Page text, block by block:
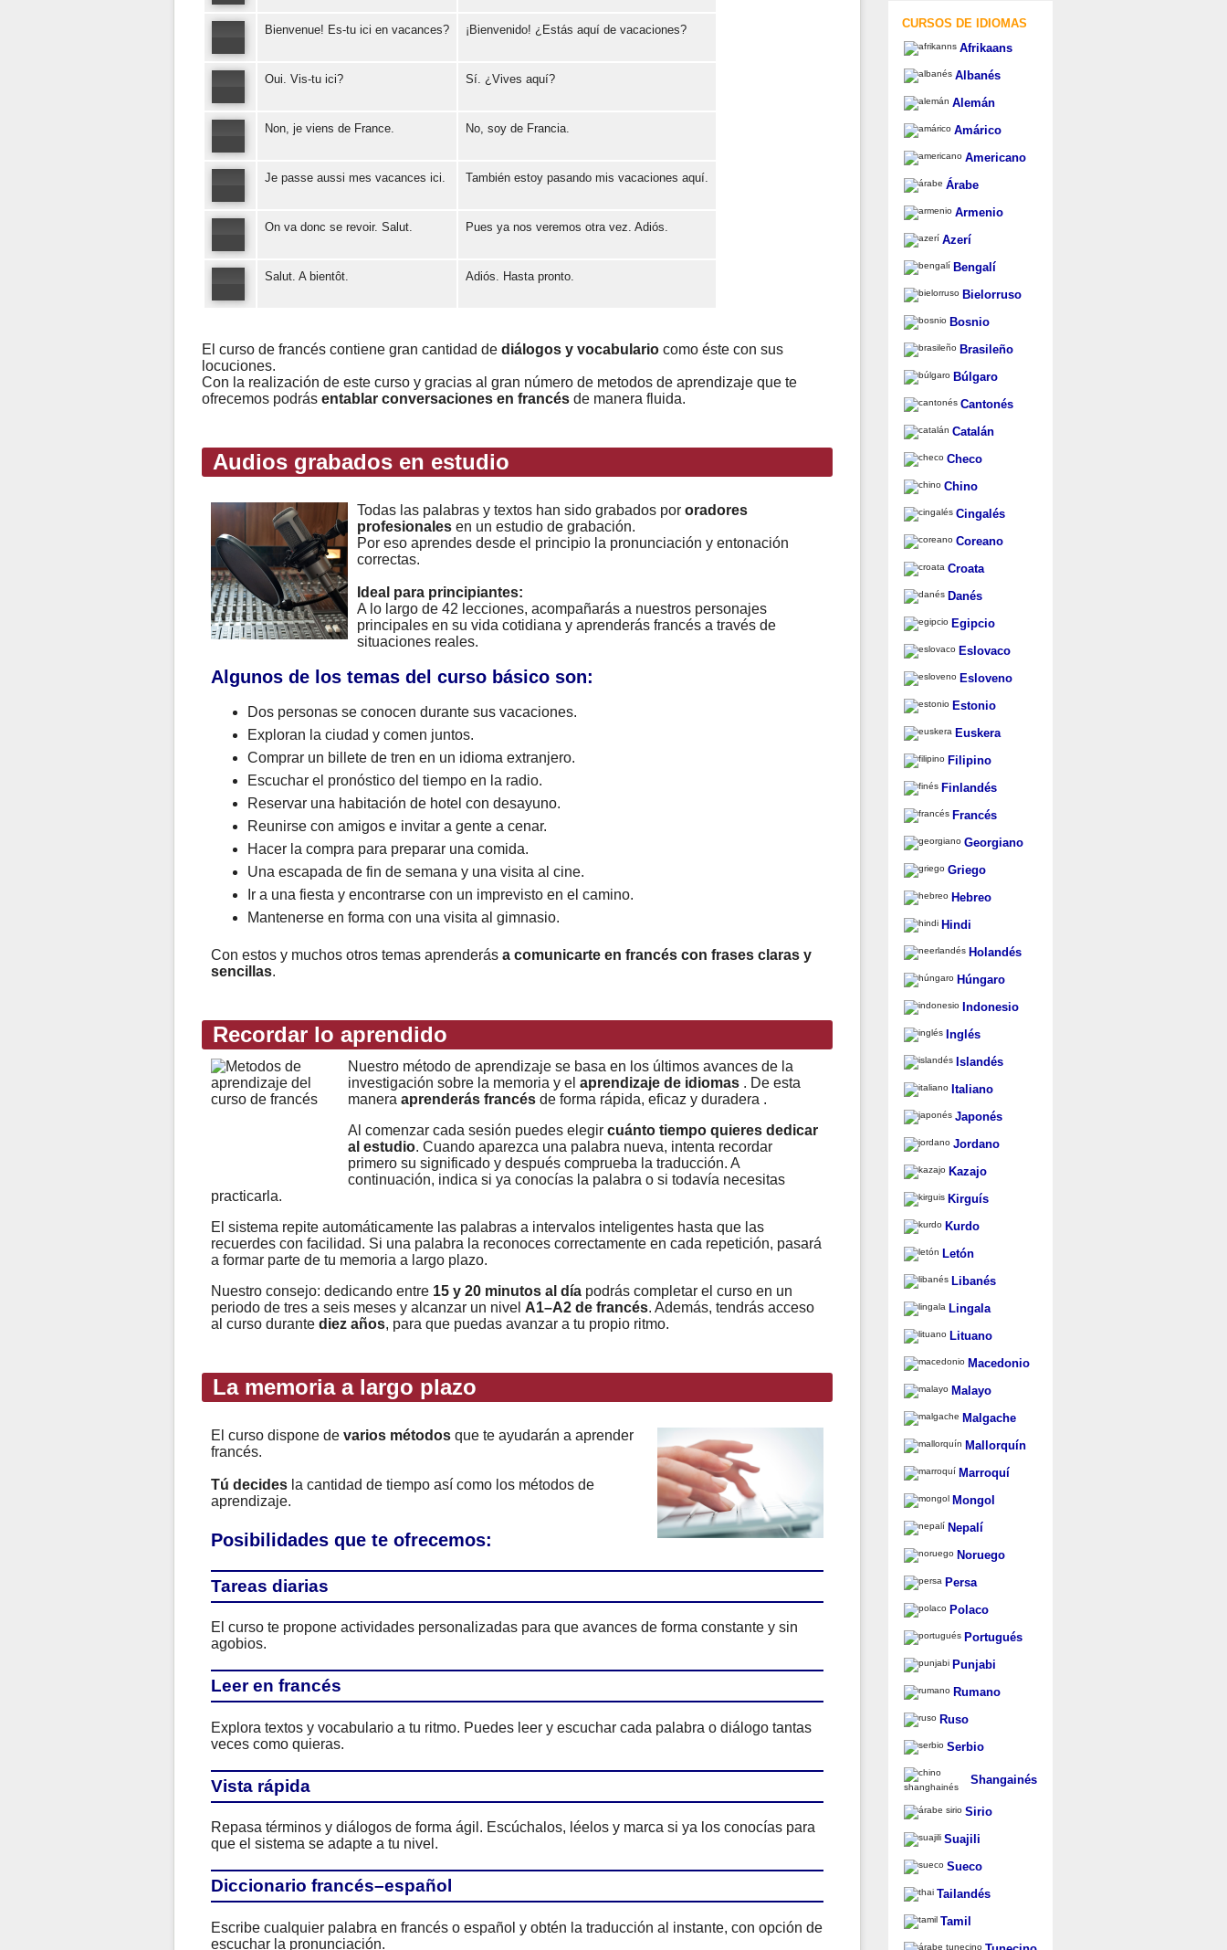
Error loading: "https://www.idiomaspc.com/curso-aprender-frances-basico/audio/3008.mp3"
Bienvenue! Es-tu ici en vacances? ¡Bienvenido! ¿Estás aquí de vacaciones?
Oui. Vis-tu ici? Sí. ¿Vives aquí?
Error loading: "https://www.idiomaspc.com/curso-aprender-frances-basico/audio/3011.mp3"
Non, je viens de France. No, soy de Francia.
Error loading: "https://www.idiomaspc.com/curso-aprender-frances-basico/audio/3012.mp3"
Je passe aussi mes vacances ici. También estoy pasando mis vacaciones aquí.
On va donc se revoir. Salut. Pues ya nos veremos otra vez. Adiós.
Salut. A bientôt. Adiós. Hasta pronto.
El curso de francés contiene gran cantidad de diálogos y vocabulariocomo éste con sus
locuciones.
Con la realización de este curso y gracias al gran número de metodos de aprendizaje que te
ofrecemos podrás entablar conversaciones en francésde manera fluida.
Audios grabados en estudio
Todas las palabras y textos han sido grabados por oradores
profesionalesen un estudio de grabación.
Por eso aprendes desde el principio la pronunciación y entonación
correctas.
Ideal para principiantes:
A lo largo de 42 lecciones, acompañarás a nuestros personajes
principales en su vida cotidiana y aprenderás francés a través de
situaciones reales.
Algunos de los temas del curso básico son:
Dos personas se conocen durante sus vacaciones.
Exploran la ciudad y comen juntos.
Comprar un billete de tren en un idioma extranjero.
Escuchar el pronóstico del tiempo en la radio.
Reservar una habitación de hotel con desayuno.
Reunirse con amigos e invitar a gente a cenar.
Hacer la compra para preparar una comida.
Una escapada de fin de semana y una visita al cine.
Ir a una fiesta y encontrarse con un imprevisto en el camino.
Mantenerse en forma con una visita al gimnasio.
Con estos y muchos otros temas aprenderás a comunicarte en francés con frases claras y
sencillas.
Recordar lo aprendido
Nuestro método de aprendizaje se basa en los últimos avances de la
investigación sobre la memoria y el aprendizaje de idiomas. De esta
manera aprenderás francésde forma rápida, eficaz y duradera .
Al comenzar cada sesión puedes elegir cuánto tiempo quieres dedicar
al estudio. Cuando aparezca una palabra nueva, intenta recordar
primero su significado y después comprueba la traducción. A
continuación, indica si ya conocías la palabra o si todavía necesitas
practicarla.
El sistema repite automáticamente las palabras a intervalos inteligentes hasta que las
recuerdes con facilidad. Si una palabra la reconoces correctamente en cada repetición, pasará
a formar parte de tu memoria a largo plazo.
Nuestro consejo: dedicando entre 15 y 20 minutos al díapodrás completar el curso en un
periodo de tres a seis meses y alcanzar un nivel A1–A2 de francés. Además, tendrás acceso
al curso durante diez años, para que puedas avanzar a tu propio ritmo.
La memoria a largo plazo
El curso dispone de varios métodosque te ayudarán a aprender
francés.
Tú decidesla cantidad de tiempo así como los métodos de
aprendizaje.
Posibilidades que te ofrecemos:
Tareas diarias
El curso te propone actividades personalizadas para que avances de forma constante y sin
agobios.
Leer en francés
Explora textos y vocabulario a tu ritmo. Puedes leer y escuchar cada palabra o diálogo tantas
veces como quieras.
Vista rápida
Repasa términos y diálogos de forma ágil. Escúchalos, léelos y marca si ya los conocías para
que el sistema se adapte a tu nivel.
Diccionario francés–español
Escribe cualquier palabra en francés o español y obtén la traducción al instante, con opción de
escuchar la pronunciación.
CURSOS DE IDIOMAS
Afrikaans
Albanés
Alemán
Amárico
Americano
Árabe
Armenio
Azerí
Bengalí
Bielorruso
Bosnio
Brasileño
Búlgaro
Cantonés
Catalán
Checo
Chino
Cingalés
Coreano
Croata
Danés
Egipcio
Eslovaco
Esloveno
Estonio
Euskera
Filipino
Finlandés
Francés
Georgiano
Griego
Hebreo
Hindi
Holandés
Húngaro
Indonesio
Inglés
Islandés
Italiano
Japonés
Jordano
Kazajo
Kirguís
Kurdo
Letón
Libanés
Lingala
Lituano
Macedonio
Malayo
Malgache
Mallorquín
Marroquí
Mongol
Nepalí
Noruego
Persa
Polaco
Portugués
Punjabi
Rumano
Ruso
Serbio
Shangainés
Sirio
Suajili
Sueco
Tailandés
Tamil